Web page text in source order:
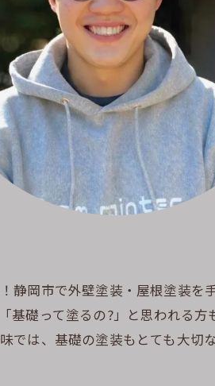
静岡市で外壁塗装・屋根塗装
基礎って塗るの?」と思われる
では、基礎の塗装もとても大切